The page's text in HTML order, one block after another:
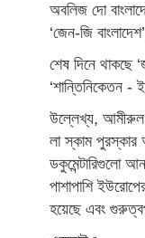
অবলিজ দো
‘জেন-জি
শেষ দিনে থাকছে
‘শান্তিনিকেতন -
উল্লেখ্য, আমীরুল
লা স্কাম পুরস্কার
ডকুমেন্টারিগুলো
পাশাপাশি
হয়েছে এবং